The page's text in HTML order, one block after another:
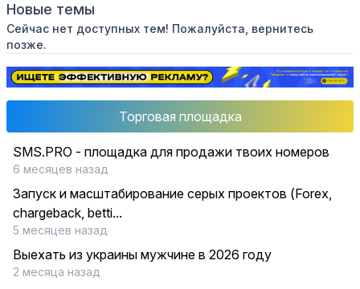
Новые темы
Сейчас нет доступных тем! Пожалуйста, вернитесь
позже.
Торговая площадка
SMS.PRO - площадка для продажи твоих номеров
6 месяцев назад
Запуск и масштабирование серых проектов (Forex,
chargeback, betti...
5 месяцев назад
Выехать из украины мужчине в 2026 году
2 месяца назад